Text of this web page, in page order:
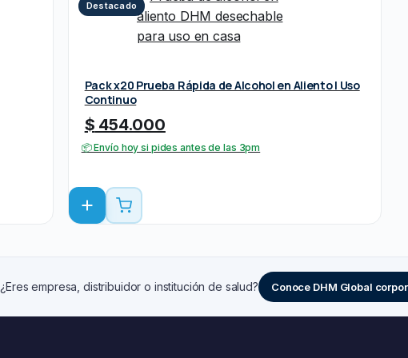
Pack x20 Prueba Rápida de Alcohol en Aliento | Uso
Continuo
$ 454.000
📦 Envío hoy si pides antes de las 3pm
Destacado
¿Eres empresa, distribuidor o institución de salud? Conoce DHM Global